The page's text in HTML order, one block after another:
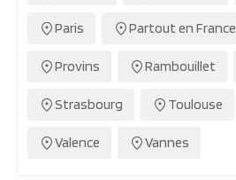
Paris Partout en France
Provins Rambouillet
Strasbourg Toulouse
Valence Vannes